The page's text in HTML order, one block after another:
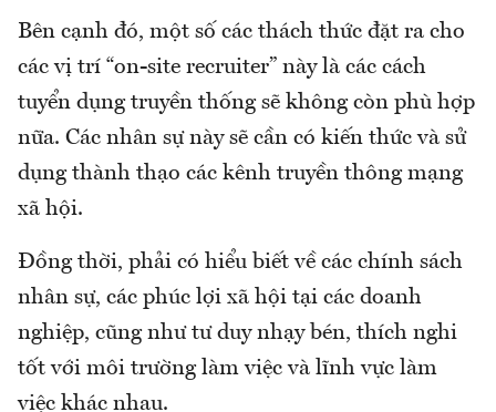
Bên cạnh đó, một số các thách thức đặt ra cho
các vị trí “on-site recruiter” này là các cách
tuyển dụng truyền thống sẽ không còn phù hợp
nữa. Các nhân sự này sẽ cần có kiến thức và sử
dụng thành thạo các kênh truyền thông mạng
xã hội.
Đồng thời, phải có hiểu biết về các chính sách
nhân sự, các phúc lợi xã hội tại các doanh
nghiệp, cũng như tư duy nhạy bén, thích nghi
tốt với môi trường làm việc và lĩnh vực làm
việc khác nhau.